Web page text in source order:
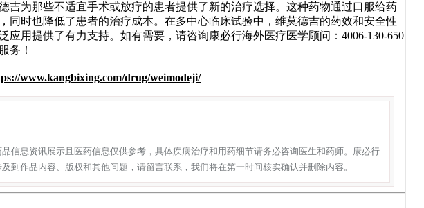
吉为那些不适宜手术或放疗的患者提供了新的治疗选择。这种药物通过口服给药
同时也降低了患者的治疗成本。在多中心临床试验中，维莫德吉的药效和安全性
应用提供了有力支持。如有需要，请咨询康必行海外医疗医学顾问：4006-130-650
务！
www.kangbixing.com/drug/weimodeji/
信息资讯展示且医药信息仅供参考，具体疾病治疗和用药细节请务必咨询医生和药师。康必行
到作品内容、版权和其他问题，请留言联系，我们将在第一时间核实确认并删除内容。